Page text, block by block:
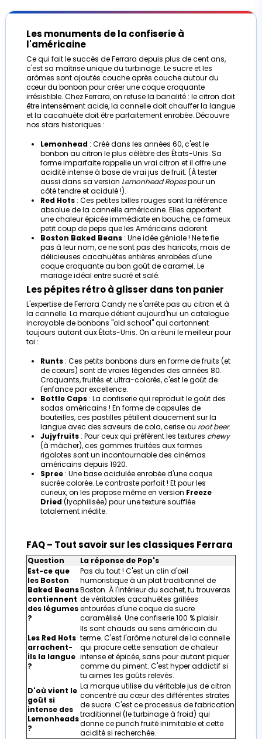
Les monuments de la confiserie à
l'américaine
Ce qui fait le succès de Ferrara depuis plus de cent ans,
c'est sa maîtrise unique du turbinage. Le sucre et les
arômes sont ajoutés couche après couche autour du
cœur du bonbon pour créer une coque croquante
irrésistible. Chez Ferrara, on refuse la banalité : le citron doit
être intensément acide, la cannelle doit chauffer la langue
et la cacahuète doit être parfaitement enrobée. Découvre
nos stars historiques :
Lemonhead : Créé dans les années 60, c'est le
bonbon au citron le plus célèbre des États-Unis. Sa
forme imparfaite rappelle un vrai citron et il offre une
acidité intense à base de vrai jus de fruit. (À tester
aussi dans sa version Lemonhead Ropespour un
côté tendre et acidulé !).
Red Hots : Ces petites billes rouges sont la référence
absolue de la cannelle américaine. Elles apportent
une chaleur épicée immédiate en bouche, ce fameux
petit coup de peps que les Américains adorent.
Boston Baked Beans : Une idée géniale ! Ne te fie
pas à leur nom, ce ne sont pas des haricots, mais de
délicieuses cacahuètes entières enrobées d'une
coque croquante au bon goût de caramel. Le
mariage idéal entre sucré et salé.
Les pépites rétro à glisser dans ton panier
L'expertise de Ferrara Candy ne s'arrête pas au citron et à
la cannelle. La marque détient aujourd'hui un catalogue
incroyable de bonbons "old school" qui cartonnent
toujours autant aux États-Unis. On a réuni le meilleur pour
toi :
Runts : Ces petits bonbons durs en forme de fruits (et
de cœurs) sont de vraies légendes des années 80.
Croquants, fruités et ultra-colorés, c'est le goût de
l'enfance par excellence.
Bottle Caps : La confiserie qui reproduit le goût des
sodas américains ! En forme de capsules de
bouteilles, ces pastilles pétillent doucement sur la
langue avec des saveurs de cola, cerise ou root beer.
Jujyfruits : Pour ceux qui préfèrent les textures chewy
(à mâcher), ces gommes fruitées aux formes
rigolotes sont un incontournable des cinémas
américains depuis 1920.
Spree : Une base acidulée enrobée d'une coque
sucrée colorée. Le contraste parfait ! Et pour les
curieux, on les propose même en version Freeze
Dried(lyophilisée) pour une texture soufflée
totalement inédite.
FAQ – Tout savoir sur les classiques Ferrara
Question
La réponse de Pop's
Est-ce que
les Boston
Baked Beans
contiennent
des légumes
?
Pas du tout ! C'est un clin d'œil
humoristique à un plat traditionnel de
Boston. À l'intérieur du sachet, tu trouveras
de véritables cacahuètes grillées
entourées d'une coque de sucre
caramélisé. Une confiserie 100 % plaisir.
Les Red Hots
arrachent-
ils la langue
?
Ils sont chauds au sens américain du
terme. C'est l'arôme naturel de la cannelle
qui procure cette sensation de chaleur
intense et épicée, sans pour autant piquer
comme du piment. C'est hyper addictif si
tu aimes les goûts relevés.
D'où vient le
goût si
intense des
Lemonheads
?
La marque utilise du véritable jus de citron
concentré au cœur des différentes strates
de sucre. C'est ce processus de fabrication
traditionnel (le turbinage à froid) qui
donne ce punch fruité inimitable et cette
acidité si recherchée.